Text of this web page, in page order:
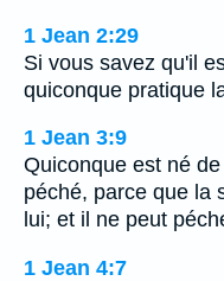
1 Jean 2:29
Si vous savez qu'il
quiconque pratique
1 Jean 3:9
Quiconque est né
péché, parce que la
lui; et il ne peut
1 Jean 4:7